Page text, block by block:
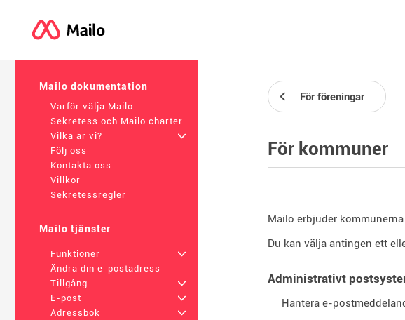
Mailo dokumentation
Varför välja Mailo
Sekretess och Mailo charter
Vilka är vi?
+
Följ oss
Kontakta oss
Villkor
Sekretessregler
Mailo tjänster
Funktioner
+
Ändra din e-postadress
Tillgång
+
E-post
+
Adressbok
+
För föreningar
För kommuner
Mailo erbjuder
Du kan välja antingen ett
Administrativt
Hantera e-